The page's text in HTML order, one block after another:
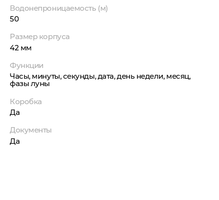
Водонепроницаемость (м)
50
Размер корпуса
42 мм
Функции
Часы, минуты, секунды, дата, день недели, месяц,
фазы луны
Коробка
Да
Документы
Да